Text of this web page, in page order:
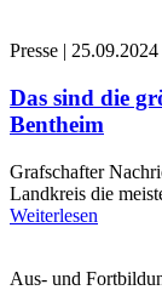
Presse | 25.09.2024
Das sind die
Bentheim
Grafschafter
Landkreis die
Weiterlesen
Aus- und